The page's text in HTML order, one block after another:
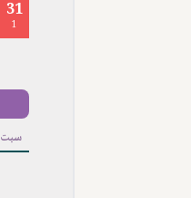
31
1
سبت